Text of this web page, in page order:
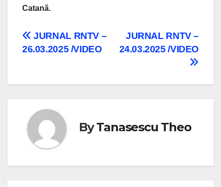
Catană.
Navigare
articole
JURNAL RNTV –
24.03.2025 /VIDEO
JURNAL RNTV –
26.03.2025 /VIDEO
ByTanasescu Theo